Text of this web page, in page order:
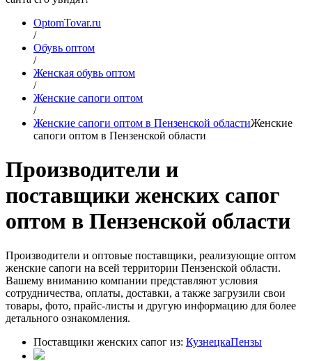
OptomTovar.ru
/
Обувь оптом
/
Женская обувь оптом
/
Женские сапоги оптом
/
Женские сапоги оптом в Пензенской областиЖенские
сапоги оптом в Пензенской области
Производители и
поставщики женских сапог
оптом в Пензенской области
Производители и оптовые поставщики, реализующие оптом
женские сапоги на всей территории Пензенской области.
Вашему вниманию компании представляют условия
сотрудничества, оплаты, доставки, а также загрузили свои
товары, фото, прайс-листы и другую информацию для более
детального ознакомления.
Поставщики женских сапог из: КузнецкаПензы